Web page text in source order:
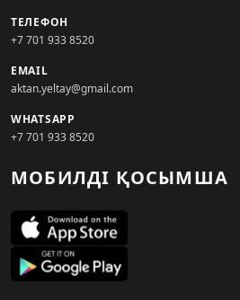
ТЕЛЕФОН
+7 701 933 8520
EMAIL
aktan.yeltay@gmail.com
WHATSAPP
+7 701 933 8520
МОБИЛДІ ҚОСЫМША